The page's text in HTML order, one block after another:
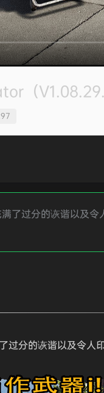
（
了过分的诙谐以及
过分的诙谐以及令